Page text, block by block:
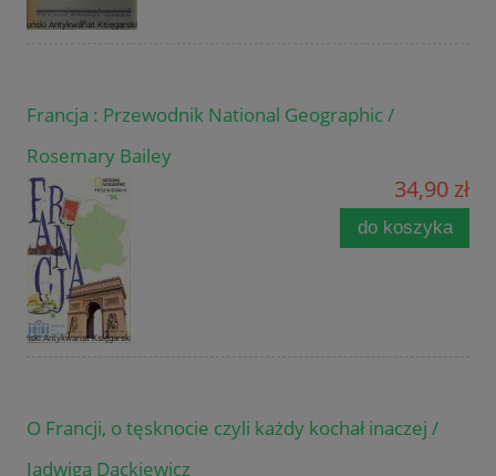
Francja : Przewodnik National Geographic /
Rosemary Bailey
34,90 zł
do koszyka
O Francji, o tęsknocie czyli każdy kochał inaczej /
Jadwiga Dackiewicz